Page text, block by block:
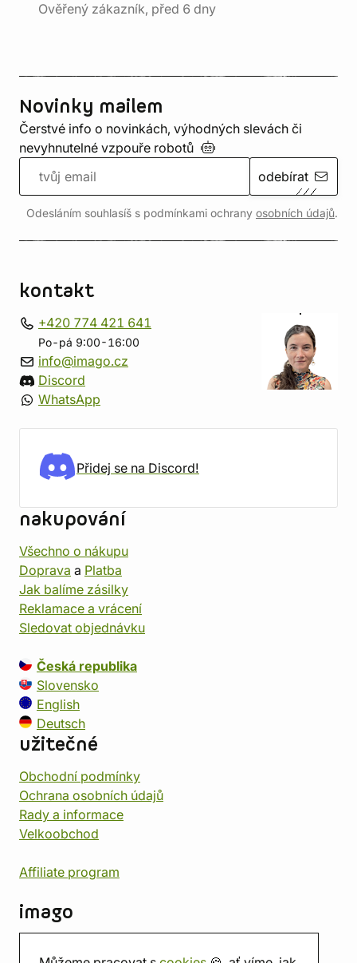
Ověřený zákazník, před 6 dny
Novinky mailem
Čerstvé info o novinkách, výhodných slevách či
nevyhnutelné vzpouře robotů
odebírat
Odesláním souhlasíš s podmínkami ochrany osobních údajů.
kontakt
+420 774 421 641
Po-pá 9:00-16:00
info@imago.cz
Discord
WhatsApp
Přidej se na Discord!
nakupování
Všechno o nákupu
Doprava a Platba
Jak balíme zásilky
Reklamace a vrácení
Sledovat objednávku
Česká republika
Slovensko
English
Deutsch
užitečné
Obchodní podmínky
Ochrana osobních údajů
Rady a informace
Velkoobchod
Affiliate program
imago